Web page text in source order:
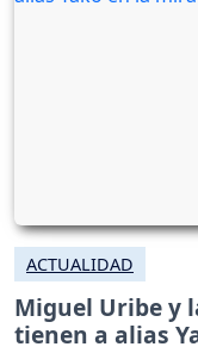
ACTUALIDAD
Miguel Uribe y
tienen a alias